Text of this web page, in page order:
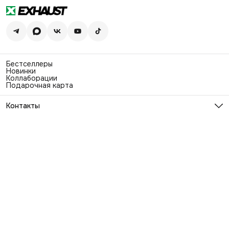
Бестселлеры
Новинки
Коллаборации
Подарочная карта
Контакты